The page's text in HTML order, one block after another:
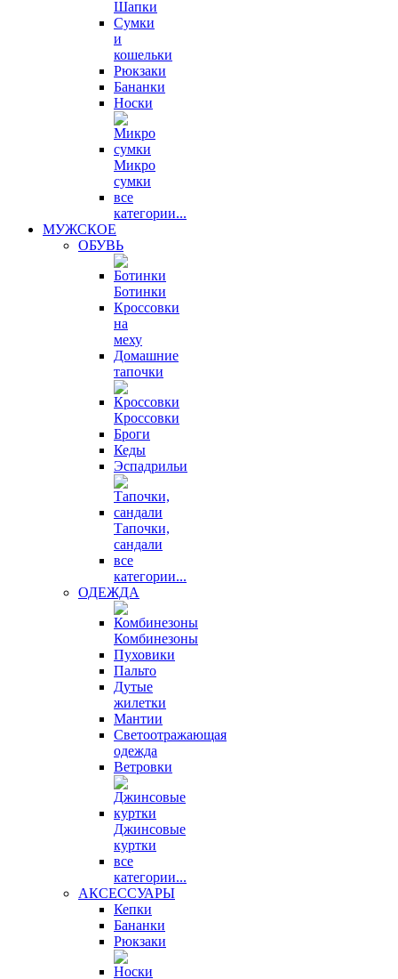
Шапки
Сумки
и
кошельки
Рюкзаки
Бананки
Носки
Микро
сумки
все
категории...
МУЖСКОЕ
ОБУВЬ
Ботинки
Кроссовки
на
меху
Домашние
тапочки
Кроссовки
Броги
Кеды
Эспадрильи
Тапочки,
сандали
все
категории...
ОДЕЖДА
Комбинезоны
Пуховики
Пальто
Дутые
жилетки
Мантии
Светоотражающая
одежда
Ветровки
Джинсовые
куртки
все
категории...
АКСЕССУАРЫ
Кепки
Бананки
Рюкзаки